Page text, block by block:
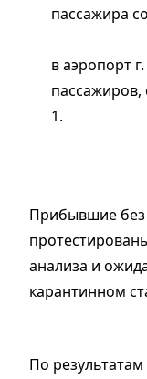
пассажира
в аэропорт
пассажиров,
1.
Прибывшие без
анализа и
карантинном
По